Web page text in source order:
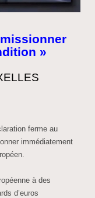
»
ferme au
immédiatement
à des
d’euros